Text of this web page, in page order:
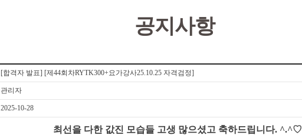
공지사항
[합격자 발표] [제44회차RYTK300+요가강사25.10.25 자격검정]
관리자
2025-10-28
최선을 다한 값진 모습들 고생 많으셨고 축하드립니다. ^.^♡